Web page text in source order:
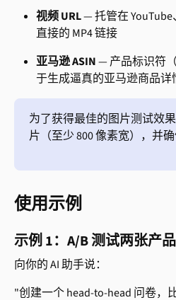
视频 URL — 托管在
直接的 MP4 链接
亚马逊 ASIN — 产品标识符
于生成逼真的亚马逊商品详
为了获得最佳的图片测试效
片（至少 800 像素宽），并确
使用示例
示例 1：A/B 测试两张产
向你的 AI 助手说：
"创建一个 head-to-head 问卷，